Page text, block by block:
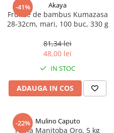
-41% Akaya
Frunze de bambus Kumazasa
28-32cm, mari, 100 buc, 330 g
81,34 lei
48,00 lei
IN STOC
ADAUGA IN COS
-22% Mulino Caputo
Faina Manitoba Oro, 5 kg